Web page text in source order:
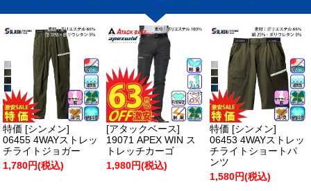
特価 [シンメン]
06455 4WAYストレッ
チライトジョガー
1,780円(税込)
[アタックベース]
19071 APEX WIN ス
トレッチカーゴ
1,980円(税込)
特価 [シンメン]
06453 4WAYストレッ
チライトショートパ
ンツ
1,580円(税込)